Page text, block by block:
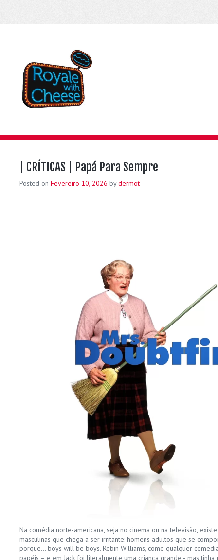
| CRÍTICAS | Papá Para Sempre
Posted on Fevereiro 10, 2026 bydermot
Na comédia norte-americana, seja no cinema ou na televisão,
masculinas que chega a ser irritante: homens adultos que se
porque… boys will be boys. Robin Williams, como qualquer
papéis – e em Jack foi literalmente uma criança grande -, mas